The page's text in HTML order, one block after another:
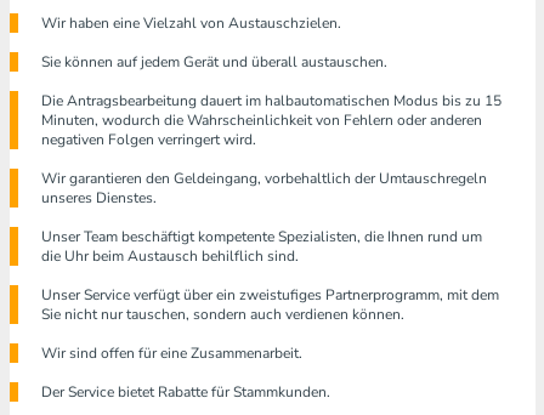
Wir haben eine Vielzahl von Austauschzielen.
Sie können auf jedem Gerät und überall austauschen.
Die Antragsbearbeitung dauert im halbautomatischen Modus bis zu 15
Minuten, wodurch die Wahrscheinlichkeit von Fehlern oder anderen
negativen Folgen verringert wird.
Wir garantieren den Geldeingang, vorbehaltlich der Umtauschregeln
unseres Dienstes.
Unser Team beschäftigt kompetente Spezialisten, die Ihnen rund um
die Uhr beim Austausch behilflich sind.
Unser Service verfügt über ein zweistufiges Partnerprogramm, mit dem
Sie nicht nur tauschen, sondern auch verdienen können.
Wir sind offen für eine Zusammenarbeit.
Der Service bietet Rabatte für Stammkunden.